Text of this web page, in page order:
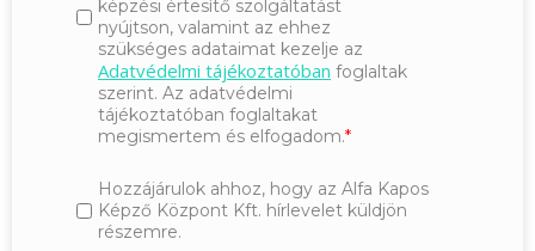
képzési értesítő szolgáltatást
nyújtson, valamint az ehhez
szükséges adataimat kezelje az
Adatvédelmi tájékoztatóban foglaltak
szerint. Az adatvédelmi
tájékoztatóban foglaltakat
megismertem és elfogadom.
Hozzájárulok ahhoz, hogy az Alfa Kapos
Képző Központ Kft. hírlevelet küldjön
részemre.